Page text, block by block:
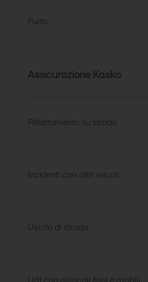
Furto
Assicurazione Kasko
Ribaltamento su strada
Incidenti con altri veicoli
Uscita di strada
Urti con ostacoli fissi e mobili